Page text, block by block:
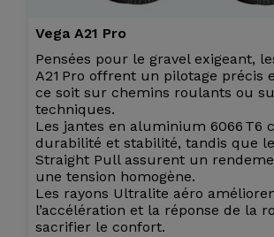
Vega A21 Pro
Pensées pour le gravel exigeant,
A21 Pro offrent un pilotage précis
ce soit sur chemins roulants ou
techniques.
Les jantes en aluminium 6066 T6
durabilité et stabilité, tandis que
Straight Pull assurent un
une tension homogène.
Les rayons Ultralite aéro
l’accélération et la réponse de la
sacrifier le confort.